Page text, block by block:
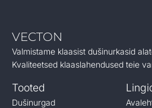
VECTON
Valmistame klaasist dušinurkasid
Kvaliteetsed klaaslahendused teie
Tooted
Dušinurgad